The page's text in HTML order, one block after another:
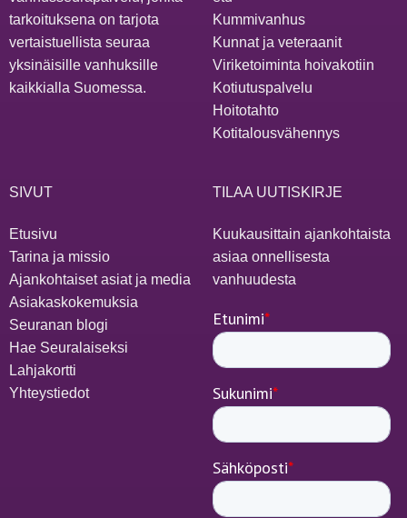
tarkoituksena on tarjota
vertaistuellista seuraa
yksinäisille vanhuksille
kaikkialla Suomessa.
Kummivanhus
Kunnat ja veteraanit
Viriketoiminta hoivakotiin
Kotiutuspalvelu
Hoitotahto
Kotitalousvähennys
SIVUT
Etusivu
Tarina ja missio
Ajankohtaiset asiat ja media
Asiakaskokemuksia
Seuranan blogi
Hae Seuralaiseksi
Lahjakortti
Yhteystiedot
TILAA UUTISKIRJE
Kuukausittain ajankohtaista
asiaa onnellisesta
vanhuudesta